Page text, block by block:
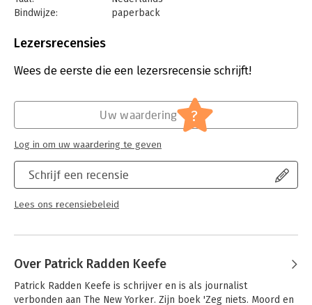
Bindwijze:
paperback
Uitgever:
Verschijningsdatum:
21-9-2021
Mens en maatschappij
Lezersrecensies
Wees de eerste die een lezersrecensie schrijft!
Schrijf een recensie
Lees ons recensiebeleid
Uw waardering ?
Log in om uw waardering te geven
Over Patrick Radden Keefe
Patrick Radden Keefe is schrijver en is als journalist
verbonden aan The New Yorker. Zijn boek 'Zeg niets. Moord en